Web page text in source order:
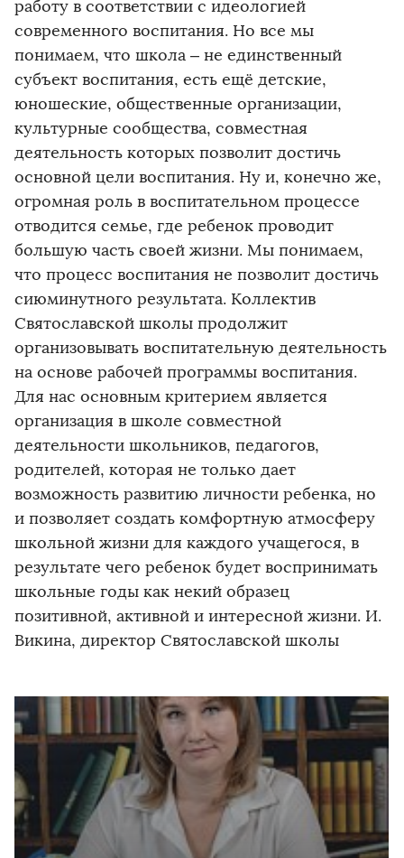
работу в соответствии с идеологией
современного воспитания. Но все мы
понимаем, что школа – не единственный
субъект воспитания, есть ещё детские,
юношеские, общественные организации,
культурные сообщества, совместная
деятельность которых позволит достичь
основной цели воспитания. Ну и, конечно же,
огромная роль в воспитательном процессе
отводится семье, где ребенок проводит
большую часть своей жизни. Мы понимаем,
что процесс воспитания не позволит достичь
сиюминутного результата. Коллектив
Святославской школы продолжит
организовывать воспитательную деятельность
на основе рабочей программы воспитания.
Для нас основным критерием является
организация в школе совместной
деятельности школьников, педагогов,
родителей, которая не только дает
возможность развитию личности ребенка, но
и позволяет создать комфортную атмосферу
школьной жизни для каждого учащегося, в
результате чего ребенок будет воспринимать
школьные годы как некий образец
позитивной, активной и интересной жизни. И.
Викина, директор Святославской школы